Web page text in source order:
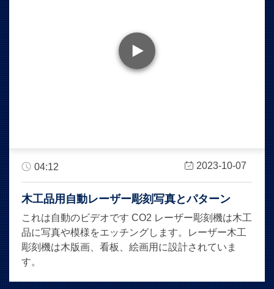
2023-10-07
04:12
木工品用自動レーザー彫刻写真とパターン
これは自動のビデオです CO2 レーザー彫刻機は木工
品に写真や模様をエッチングします。レーザー木工
彫刻機は木版画、看板、絵画用に設計されていま
す。